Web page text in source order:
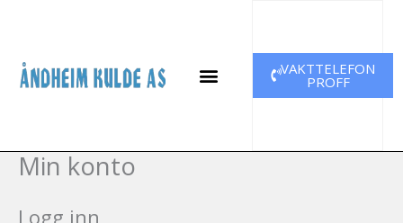
innholdet
VAKTTELEFON
PROFF
Min konto
Logg inn